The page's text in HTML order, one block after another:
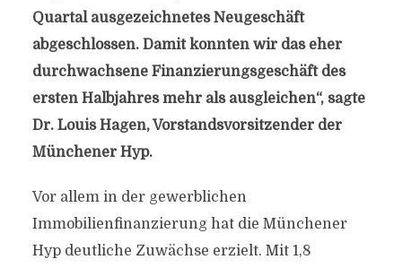
Quartal ausgezeichnetes Neugeschäft
abgeschlossen. Damit konnten wir das eher
durchwachsene Finanzierungsgeschäft des
ersten Halbjahres mehr als ausgleichen“, sagte
Dr. Louis Hagen, Vorstandsvorsitzender der
Münchener Hyp.
Vor allem in der gewerblichen
Immobilienfinanzierung hat die Münchener
Hyp deutliche Zuwächse erzielt. Mit 1,8